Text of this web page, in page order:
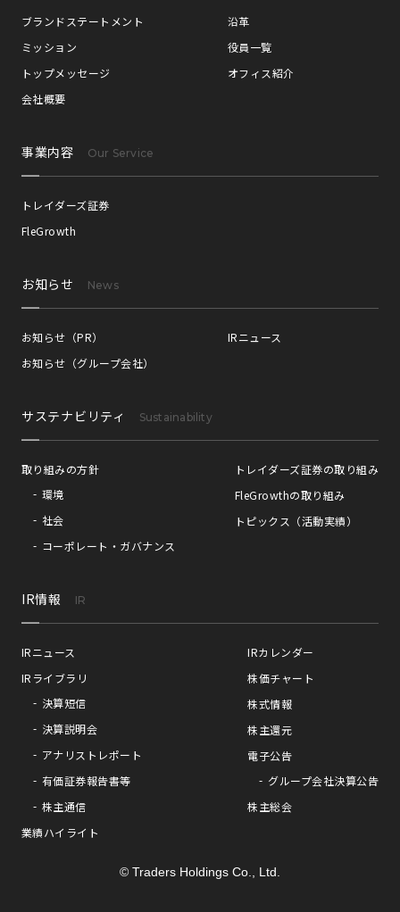
ブランドステートメント
ミッション
トップメッセージ
会社概要
沿革
役員一覧
オフィス紹介
Our Service
事業内容
トレイダーズ証券
FleGrowth
News
お知らせ
お知らせ（PR）
お知らせ（グループ会社）
IRニュース
Sustainability
サステナビリティ
取り組みの方針
環境
社会
コーポレート・ガバナンス
トレイダーズ証券の取り組み
FleGrowthの取り組み
トピックス（活動実績）
IR
IR情報
IRニュース
IRライブラリ
決算短信
決算説明会
アナリストレポート
有価証券報告書等
株主通信
業績ハイライト
IRカレンダー
株価チャート
株式情報
株主還元
電子公告
グループ会社決算公告
株主総会
© Traders Holdings Co., Ltd.